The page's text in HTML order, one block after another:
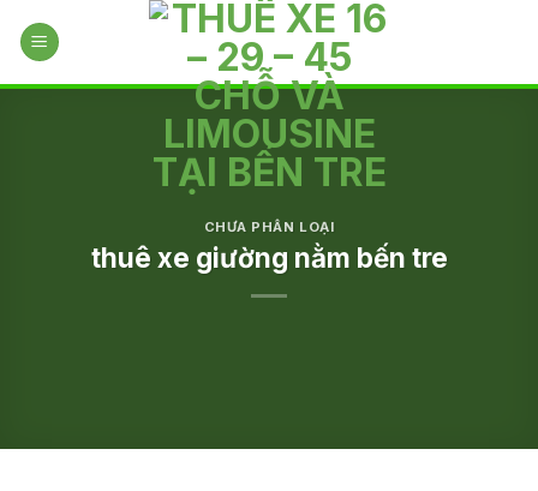
CHƯA PHÂN LOẠI
thuê xe giường nằm bến tre